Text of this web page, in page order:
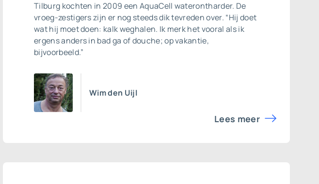
Tilburg kochten in 2009 een AquaCell waterontharder. De
vroeg-zestigers zijn er nog steeds dik tevreden over. “Hij doet
wat hij moet doen: kalk weghalen. Ik merk het vooral als ik
ergens anders in bad ga of douche; op vakantie,
bijvoorbeeld.”
Wim den Uijl
Lees meer